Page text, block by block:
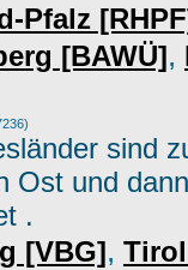
Pfalz
[BAWÜ],
sind
Ost und
.
[VBG],